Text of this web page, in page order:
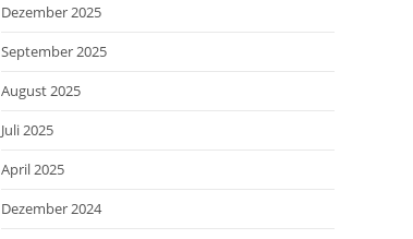
Dezember 2025
September 2025
August 2025
Juli 2025
April 2025
Dezember 2024